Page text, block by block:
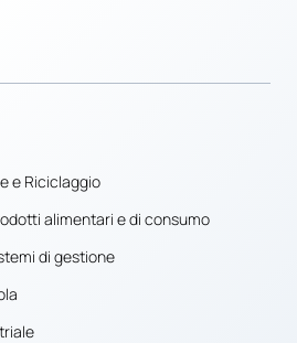
e Riciclaggio
alimentari e di consumo
di gestione